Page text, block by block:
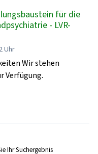
für die
- LVR-
Uhr
Wir stehen
Verfügung.
Ihr Suchergebnis